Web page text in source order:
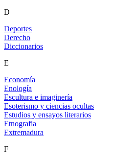
D
Deportes
Derecho
Diccionarios
E
Economía
Enología
Escultura e imaginería
Esoterismo y ciencias ocultas
Estudios y ensayos literarios
Etnografia
Extremadura
F